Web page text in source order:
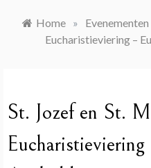
Home » Evenementen
Eucharistieviering –
St. Jozef en St.